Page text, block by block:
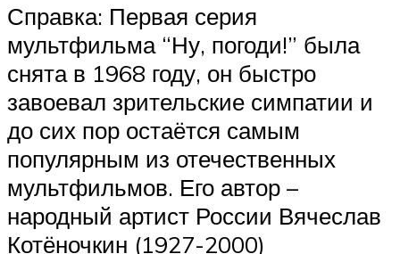
Справка: Первая серия
мультфильма “Ну, погоди!” была
снята в 1968 году, он быстро
завоевал зрительские симпатии и
до сих пор остаётся самым
популярным из отечественных
мультфильмов. Его автор –
народный артист России Вячеслав
Котёночкин (1927-2000)